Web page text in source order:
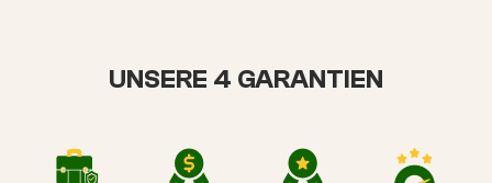
UNSERE 4 GARANTIEN